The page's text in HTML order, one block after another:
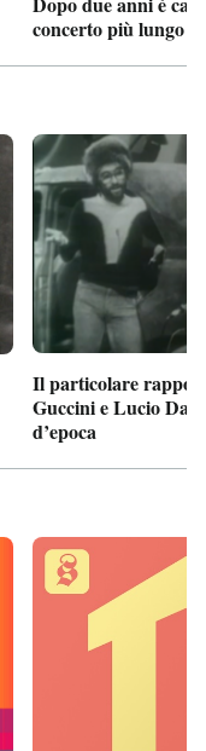
concerto più lungo
Il particolare
Guccini e Lucio
d’epoca